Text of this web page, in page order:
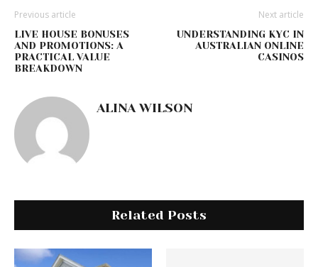
Previous article
LIVE HOUSE BONUSES
AND PROMOTIONS: A
PRACTICAL VALUE
BREAKDOWN
Next article
UNDERSTANDING KYC IN
AUSTRALIAN ONLINE
CASINOS
ALINA WILSON
Related Posts